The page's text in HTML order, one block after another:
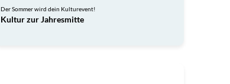
Der Sommer wird dein Kulturevent!
Kultur zur Jahresmitte